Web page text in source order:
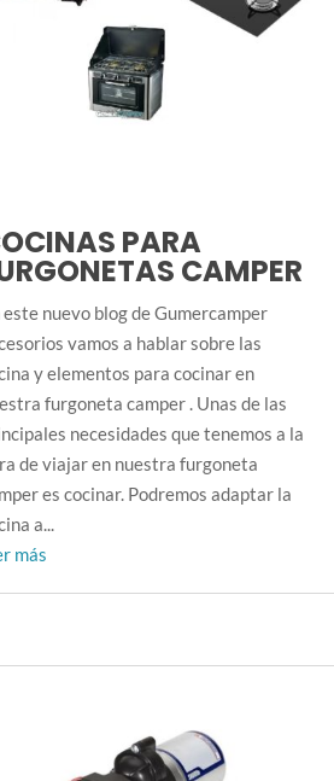
PARA
CAMPER
este nuevo blog de Gumercamper
vamos a hablar sobre las
y elementos para cocinar en
furgoneta camper . Unas de las
necesidades que tenemos a la
de viajar en nuestra furgoneta
es cocinar. Podremos adaptar la
a...
más